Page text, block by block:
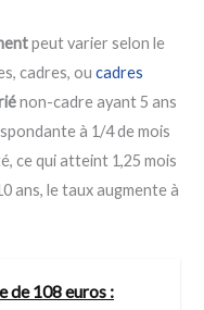
peut varier selon le
cadres, oucadres
non-cadre ayant 5 ans
à 1/4 de mois
ce qui atteint 1,25 mois
ans, le taux augmente à
de 108 euros :